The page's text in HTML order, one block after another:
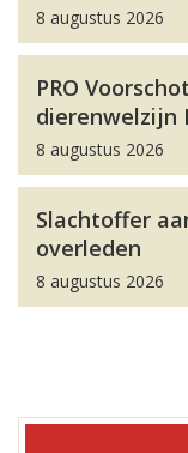
8 augustus 2026
PRO
dierenwelzijn
8 augustus 2026
Slachtoffer
overleden
8 augustus 2026